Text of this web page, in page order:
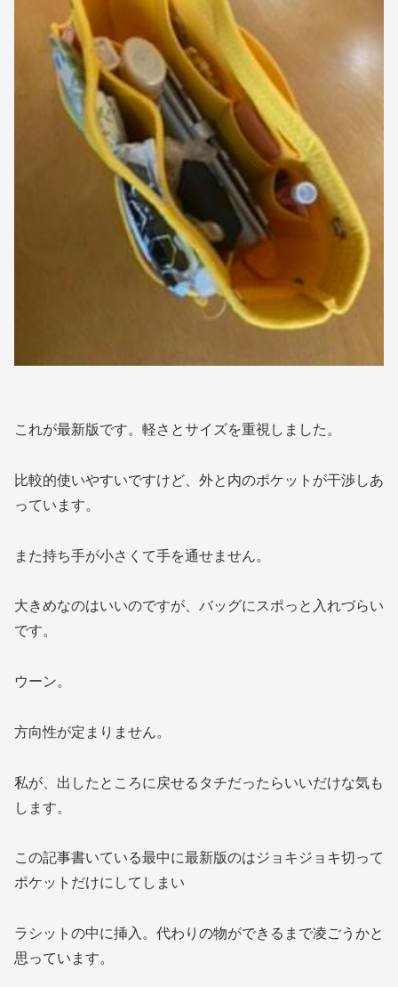
これが最新版です。軽さとサイズを重視しました。
比較的使いやすいですけど、外と内のポケットが干渉しあ
っています。
また持ち手が小さくて手を通せません。
大きめなのはいいのですが、バッグにスポっと入れづらい
です。
ウーン。
方向性が定まりません。
私が、出したところに戻せるタチだったらいいだけな気も
します。
この記事書いている最中に最新版のはジョキジョキ切って
ポケットだけにしてしまい
ラシットの中に挿入。代わりの物ができるまで凌ごうかと
思っています。